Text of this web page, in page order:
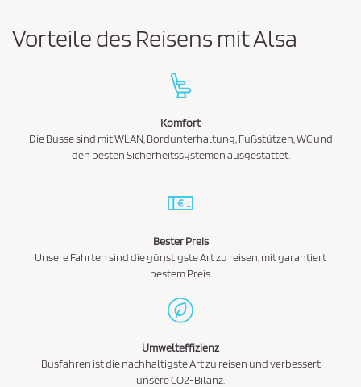
Vorteile des Reisens mit Alsa
Komfort
Die Busse sind mit WLAN, Bordunterhaltung, Fußstützen, WC und
den besten Sicherheitssystemen ausgestattet.
Bester Preis
Unsere Fahrten sind die günstigste Art zu reisen, mit garantiert
bestem Preis.
Umwelteffizienz
Busfahren ist die nachhaltigste Art zu reisen und verbessert
unsere CO2-Bilanz.